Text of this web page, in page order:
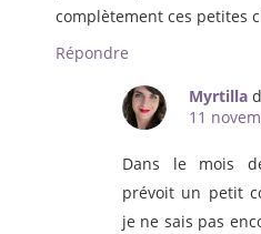
complètement ces petites
Répondre
Myrtilla
11
Dans le mois
prévoit un petit
je ne sais pas